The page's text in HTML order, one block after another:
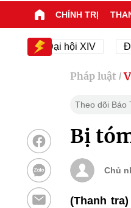
CHÍNH TRỊ
Đại hội XIV Đại
Pháp luật /
Theo dõi Báo
Bị
Chủ
(Thanh